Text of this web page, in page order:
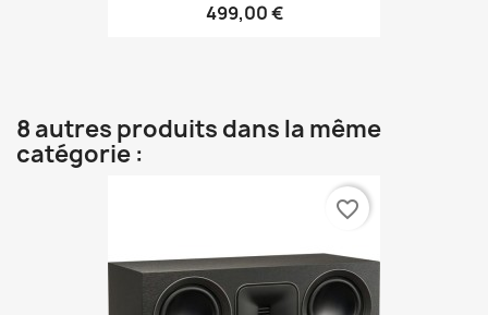
499,00 €
8 autres produits dans la même
catégorie :
favorite_border